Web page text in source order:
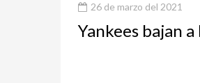
26 de marzo del 2021
Yankees bajan